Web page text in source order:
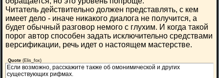
Читатель действительно должен представлять, с кем
имеет дело - иначе никакого диалога не получится, а
будет обычный разговор немого с глухим. И когда такой
порог автор способен задать исключительно средствами
версификации, речь идет о настоящем мастерстве.
Quote (Elis_fox)
Если возможно, расскажите также об омонимической и других
существующих рифмах.